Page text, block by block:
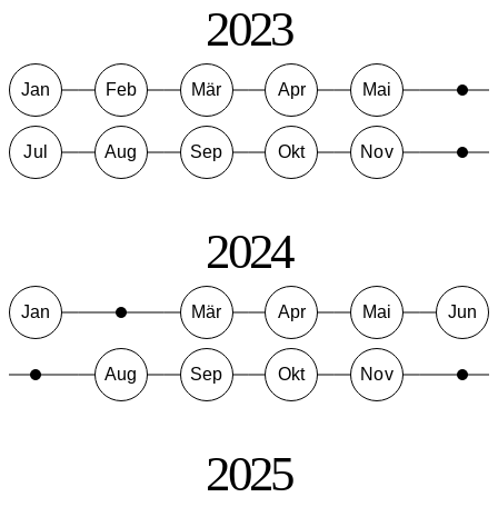
2023
Jan Feb Mär Apr Mai
Jul Aug Sep Okt Nov
2024
Jan Mär Apr Mai Jun
Aug Sep Okt Nov
2025